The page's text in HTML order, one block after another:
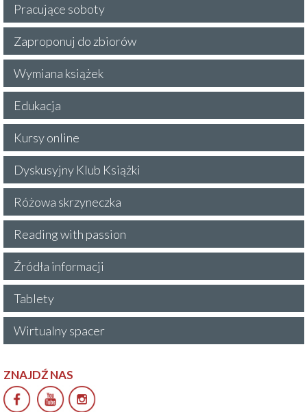
Pracujące soboty
Zaproponuj do zbiorów
Wymiana książek
Edukacja
Kursy online
Dyskusyjny Klub Książki
Różowa skrzyneczka
Reading with passion
Źródła informacji
Tablety
Wirtualny spacer
ZNAJDŹ NAS